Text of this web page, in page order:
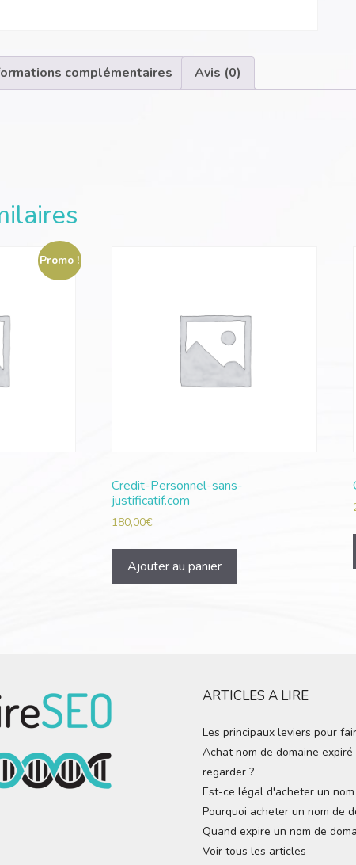
complémentaires Avis (0)
Promo !
Credit-Personnel-sans-
justificatif.com
180,00€
Ajouter au panier
ARTICLES A LIRE
Les principaux leviers pour
Achat nom de domaine
regarder ?
Est-ce légal d'acheter un
Pourquoi acheter un nom de
Quand expire un nom de
Voir tous les articles